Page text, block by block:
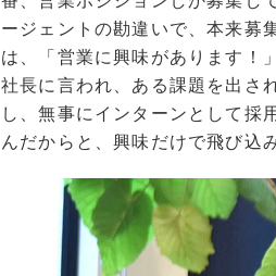
ージェントの勘違いで、本来
は、「営業に興味があります！
社長に言われ、ある課題を出さ
し、無事にインターンとして採
んだからと、興味だけで飛び込